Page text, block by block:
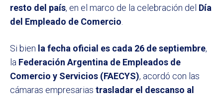
resto del país, en el marco de la celebración del Día
del Empleado de Comercio
Si bien la fecha oficial es cada 26 de septiembre,
la Federación Argentina de Empleados de
Comercio y Servicios (FAECYS), acordó con las
cámaras empresarias trasladar el descanso al